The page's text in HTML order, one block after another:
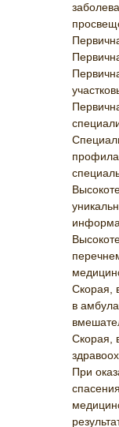
Скорая,
в
Скорая,
При